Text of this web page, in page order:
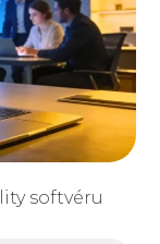
softvéru